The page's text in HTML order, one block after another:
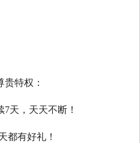
特权：
天，天天不断！
都有好礼！